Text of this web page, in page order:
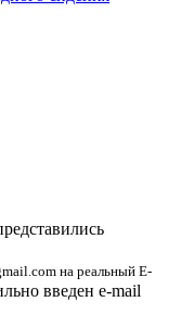
на реальный E-
введен e-mail